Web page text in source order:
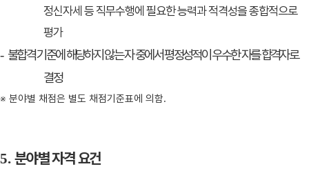
정신자세 등 직무수행에 필요한 능력과 적격성을 종합적으로
평가
- 불합격 기준에 해당하지 않는 자 중에서 평정성적이 우수한 자를 합격자로
결정
※ 분야별 채점은 별도 채점기준표에 의함.
5. 분야별 자격 요건